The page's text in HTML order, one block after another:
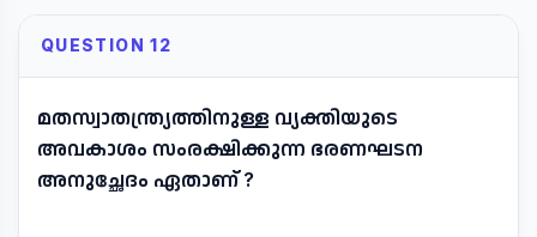
QUESTION 12
മതസ്വാതന്ത്ര്യത്തിനുള്ള വ്യക്തിയുടെ
അവകാശം സംരക്ഷിക്കുന്ന ഭരണഘടന
അനുച്ഛേദം ഏതാണ് ?